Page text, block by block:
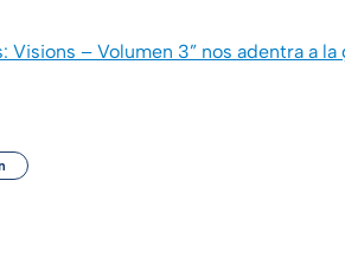
Visions – Volumen 3” nos adentra a la